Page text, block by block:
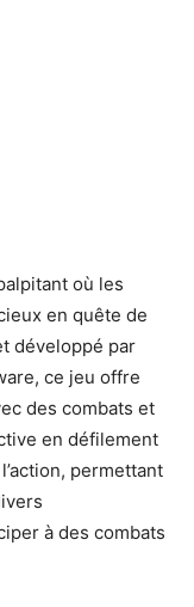
où les
en quête de
développé par
ce jeu offre
des combats et
en défilement
permettant
à des combats